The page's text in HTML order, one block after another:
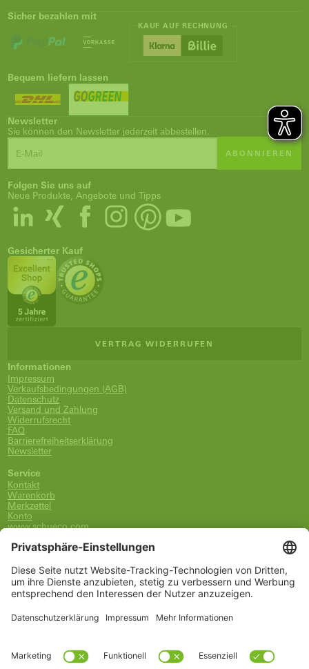
Sicher bezahlen mit
KAUF AUF RECHNUNG
Bequem liefern lassen
Newsletter
Sie können den Newsletter jederzeit abbestellen.
ABONNIEREN
Folgen Sie uns auf
Neue Produkte, Angebote und Tipps
Gesicherter Kauf
VERTRAG WIDERRUFEN
Informationen
Impressum
Verkaufsbedingungen (AGB)
Datenschutz
Versand und Zahlung
Widerrufsrecht
FAQ
Barrierefreiheitserklärung
Newsletter
Service
Kontakt
Warenkorb
Merkzettel
Konto
www.schueco.com
0800-400-4007
kostenlos aus dem dt. Festnetz
Unsere Marken
Alle Marken
Schüco International KG
Kategorien